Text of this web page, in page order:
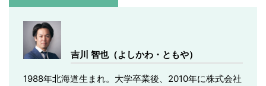
吉川 智也（よしかわ・ともや）
1988年北海道生まれ。大学卒業後、2010年に株式会社